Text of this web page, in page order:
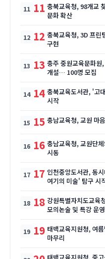
11 충북교육청, 98개교
문화 확산
12 충북교육청, 3D 프린
구현
13 충주 중원교육문화원
개설… 100명 모집
14 충북교육도서관, '고
시작
15 충남교육청, 교원 마
16 충남교육청, 교원단
시동
17 인천중앙도서관, 동
여기의 미술' 탐구 시
18 강원특별자치도교육
모의논술 및 특강 운영
19 태백교육지원청, 여
마무리